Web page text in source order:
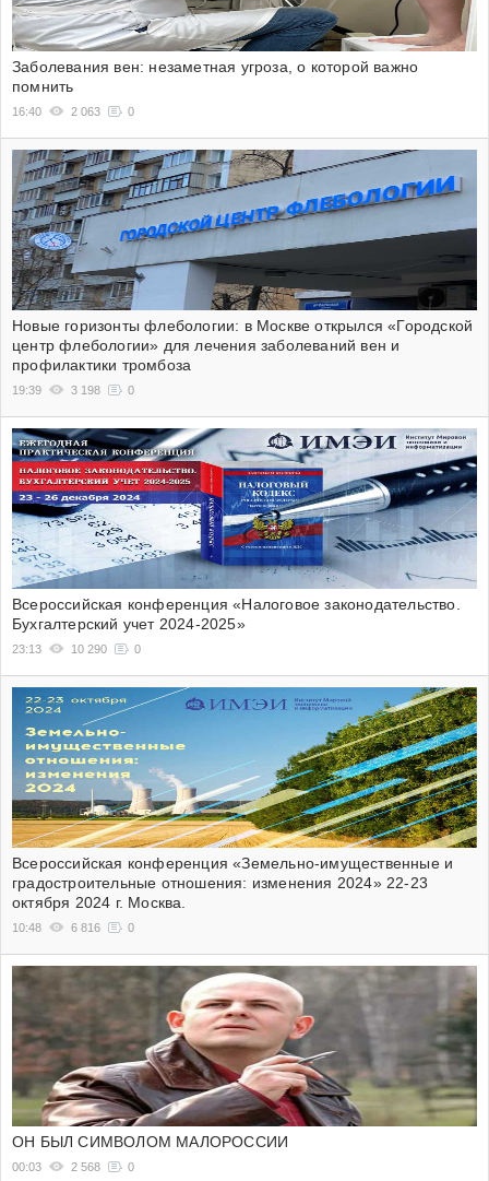
Заболевания вен: незаметная угроза, о которой важно
помнить
16:40 2 063 0
Новые горизонты флебологии: в Москве открылся «Городской
центр флебологии» для лечения заболеваний вен и
профилактики тромбоза
19:39 3 198 0
Всероссийская конференция «Налоговое законодательство.
Бухгалтерский учет 2024-2025»
23:13 10 290 0
Всероссийская конференция «Земельно-имущественные и
градостроительные отношения: изменения 2024» 22-23
октября 2024 г. Москва.
10:48 6 816 0
ОН БЫЛ СИМВОЛОМ МАЛОРОССИИ
00:03 2 568 0